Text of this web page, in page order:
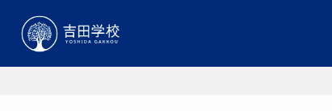
content